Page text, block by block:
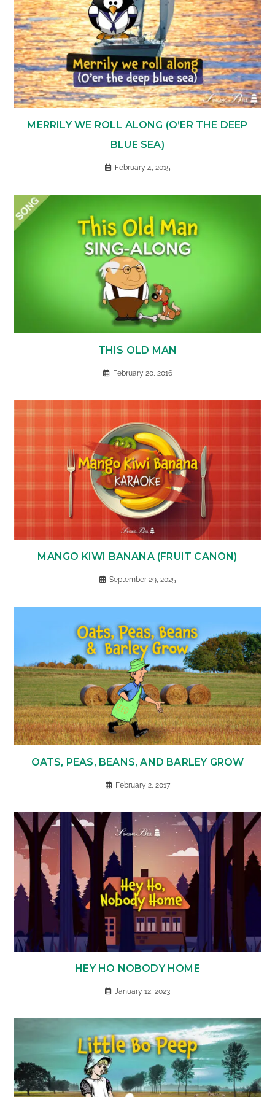
MERRILY WE ROLL ALONG (O’ER THE DEEP
BLUE SEA)
February 4, 2015
THIS OLD MAN
February 20, 2016
MANGO KIWI BANANA (FRUIT CANON)
September 29, 2025
OATS, PEAS, BEANS, AND BARLEY GROW
February 2, 2017
HEY HO NOBODY HOME
January 12, 2023